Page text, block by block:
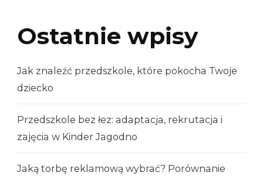
Ostatnie wpisy
Jak znaleźć przedszkole, które pokocha Twoje
dziecko
Przedszkole bez łez: adaptacja, rekrutacja i
zajęcia w Kinder Jagodno
Jaką torbę reklamową wybrać? Porównanie